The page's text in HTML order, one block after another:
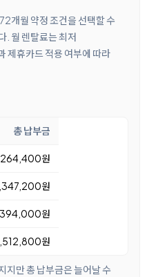
개월 약정 조건을 선택할 수
. 월 렌탈료는 최저
휴카드 적용 여부에 따라
총 납부금
원
원
원
원
지만 총 납부금은 늘어날 수